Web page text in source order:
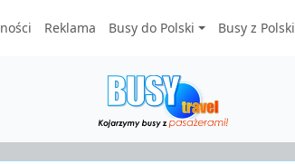
Reklama Busy do Polski Busy z Polski